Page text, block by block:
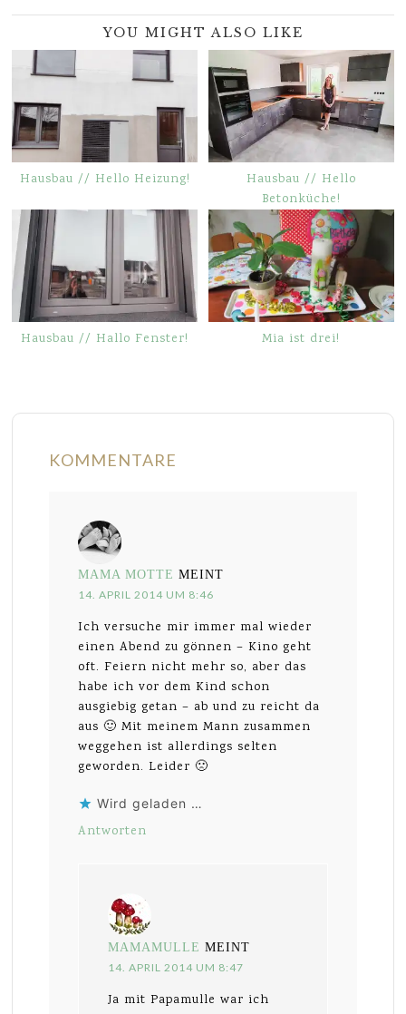
YOU MIGHT ALSO LIKE
Hausbau // Hello Heizung!
Hausbau // Hello
Betonküche!
Hausbau // Hallo Fenster! Mia ist drei!
KOMMENTARE
MAMA MOTTE MEINT
14. APRIL 2014 UM 8:46
Ich versuche mir immer mal wieder
einen Abend zu gönnen – Kino geht
oft. Feiern nicht mehr so, aber das
habe ich vor dem Kind schon
ausgiebig getan – ab und zu reicht da
aus 🙂 Mit meinem Mann zusammen
weggehen ist allerdings selten
geworden. Leider 🙁
Wird geladen …
Antworten
MAMAMULLE MEINT
14. APRIL 2014 UM 8:47
Ja mit Papamulle war ich